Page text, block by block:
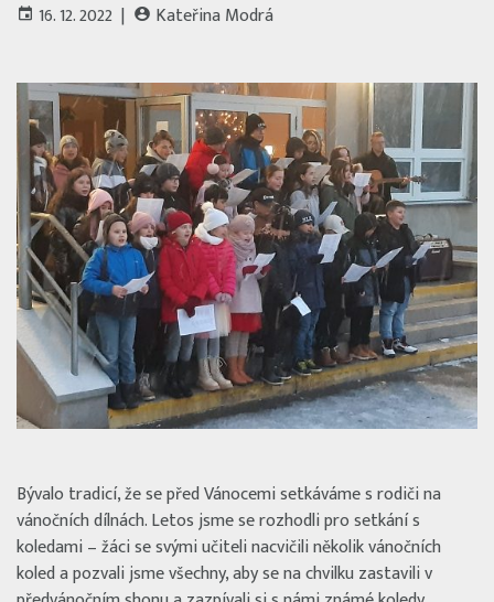
16. 12. 2022 | Kateřina Modrá
Bývalo tradicí, že se před Vánocemi setkáváme s rodiči na
vánočních dílnách. Letos jsme se rozhodli pro setkání s
koledami – žáci se svými učiteli nacvičili několik vánočních
koled a pozvali jsme všechny, aby se na chvilku zastavili v